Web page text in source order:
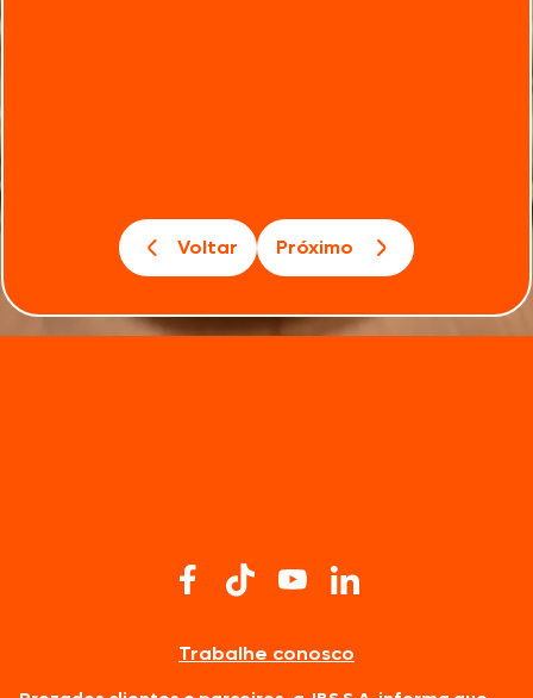
Voltar Próximo
Trabalhe conosco